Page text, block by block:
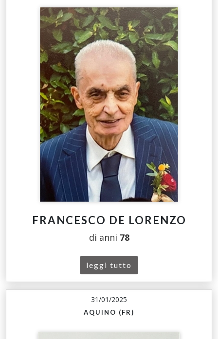
FRANCESCO DE LORENZO
di anni 78
leggi tutto
31/01/2025
AQUINO (FR)